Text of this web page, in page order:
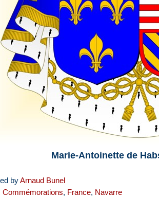
Marie-Antoinette de
byArnaud Bunel
Commémorations, France, Navarre